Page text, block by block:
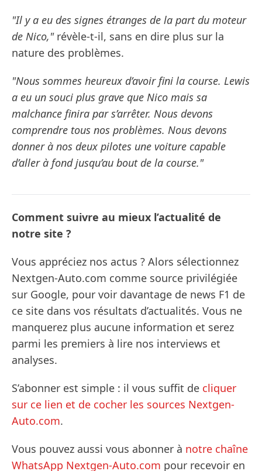
"Il y a eu des signes étranges de la part du moteur
de Nico,"révèle-t-il, sans en dire plus sur la
nature des problèmes.
"Nous sommes heureux d’avoir fini la course. Lewis
a eu un souci plus grave que Nico mais sa
malchance finira par s’arrêter. Nous devons
comprendre tous nos problèmes. Nous devons
donner à nos deux pilotes une voiture capable
d’aller à fond jusqu’au bout de la course."
Comment suivre au mieux l’actualité de
notre site ?
Vous appréciez nos actus ? Alors sélectionnez
Nextgen-Auto.com comme source privilégiée
sur Google, pour voir davantage de news F1 de
ce site dans vos résultats d’actualités. Vous ne
manquerez plus aucune information et serez
parmi les premiers à lire nos interviews et
analyses.
S’abonner est simple : il vous suffit de cliquer
sur ce lien et de cocher les sources Nextgen-
Auto.com.
Vous pouvez aussi vous abonner à notre chaîne
WhatsApp Nextgen-Auto.com pour recevoir en